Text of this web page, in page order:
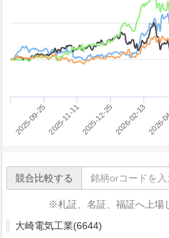
2025-09-25 2025-11-112025-12-25 2026-02-13
競合比較する
※札証、名証、福証へ上場
大崎電気工業(6644)